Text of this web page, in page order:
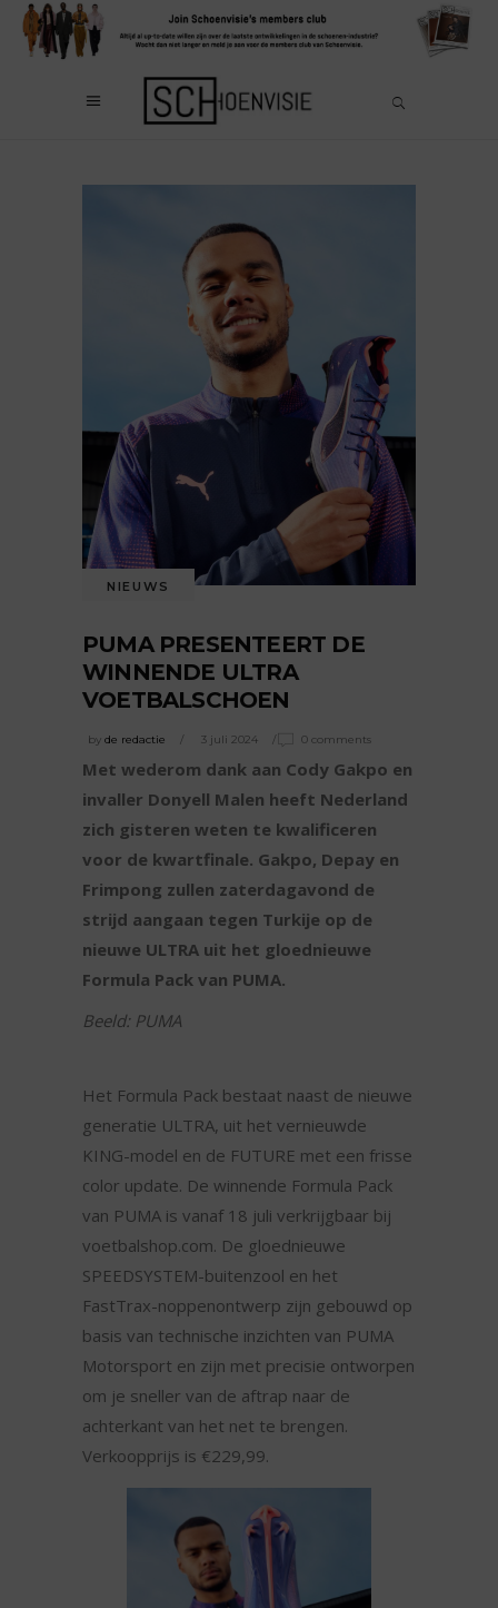
NIEUWS
PUMA PRESENTEERT DE
WINNENDE ULTRA
VOETBALSCHOEN
by de redactie 3 juli 2024 0 comments
Met wederom dank aan Cody Gakpo en
invaller Donyell Malen heeft Nederland
zich gisteren weten te kwalificeren
voor de kwartfinale. Gakpo, Depay en
Frimpong zullen zaterdagavond de
strijd aangaan tegen Turkije op de
nieuwe ULTRA uit het gloednieuwe
Formula Pack van PUMA.
Beeld: PUMA
Het Formula Pack bestaat naast de nieuwe
generatie ULTRA, uit het vernieuwde
KING-model en de FUTURE met een frisse
color update. De winnende Formula Pack
van PUMA is vanaf 18 juli verkrijgbaar bij
voetbalshop.com. De gloednieuwe
SPEEDSYSTEM-buitenzool en het
FastTrax-noppenontwerp zijn gebouwd op
basis van technische inzichten van PUMA
Motorsport en zijn met precisie ontworpen
om je sneller van de aftrap naar de
achterkant van het net te brengen.
Verkoopprijs is €229,99.